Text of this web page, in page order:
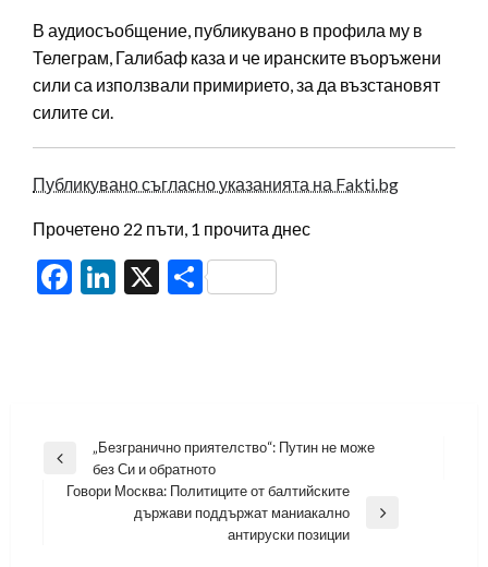
В аудиосъобщение, публикувано в профила му в
Телеграм, Галибаф каза и че иранските въоръжени
сили са използвали примирието, за да възстановят
силите си.
Публикувано съгласно указанията на Fakti.bg
Прочетено 22 пъти, 1 прочита днес
Facebook
LinkedIn
X Share
Навигация
Previous
Post
„Безгранично приятелство“: Путин не може
без Си и обратното
Говори Москва: Политиците от балтийските
държави поддържат маниакално
антируски позиции